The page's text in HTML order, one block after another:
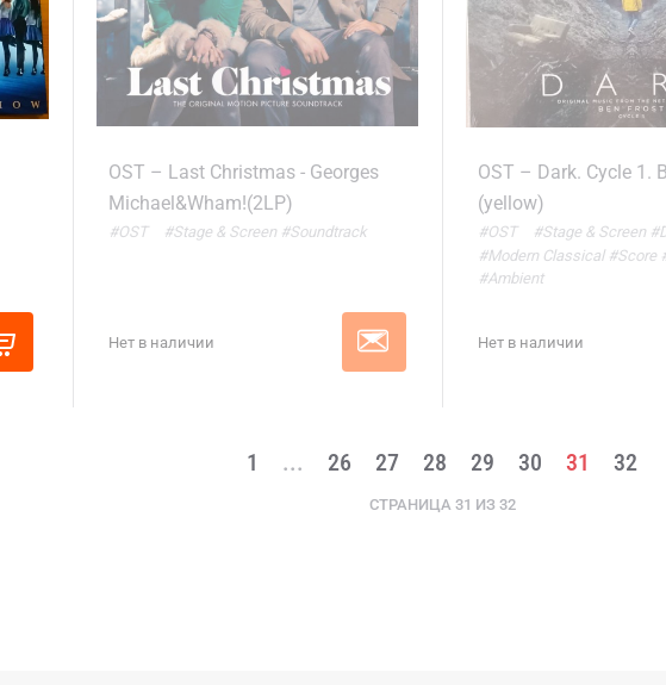
OST – Last Christmas - Georges
Michael&Wham!(2LP)
#OST #Stage & Screen #Soundtrack
Нет в наличии
OST – Dark. Cycle 1.
(yellow)
#OST #Stage & Screen
#Modern Classical #Score
#Ambient
Нет в наличии
1 ... 26 27 28 29 30 31 32
СТРАНИЦА 31 ИЗ 32